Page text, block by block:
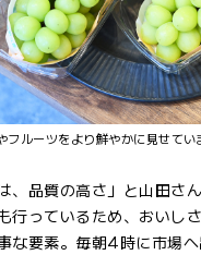
フルーツをより鮮やかに見せてい
、品質の高さ」と山田さ
行っているため、おいし
な要素。毎朝4時に市場